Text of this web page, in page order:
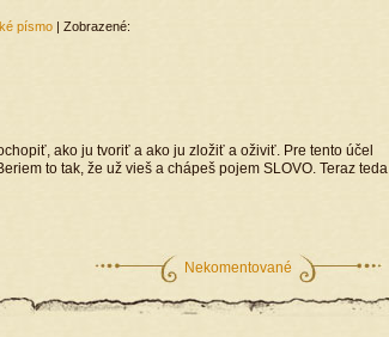
písmo | Zobrazené:
ako ju tvoriť a ako ju zložiť a oživiť. Pre tento účel
to tak, že už vieš a chápeš pojem SLOVO. Teraz teda
Nekomentované